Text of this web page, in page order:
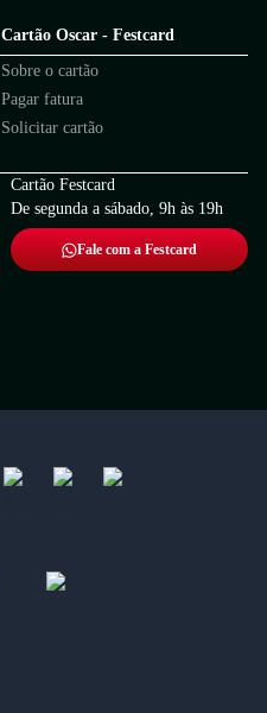
Cartão Oscar - Festcard
Sobre o cartão
Pagar fatura
Solicitar cartão
Cartão Festcard
De segunda a sábado, 9h às 19h
Fale com a Festcard